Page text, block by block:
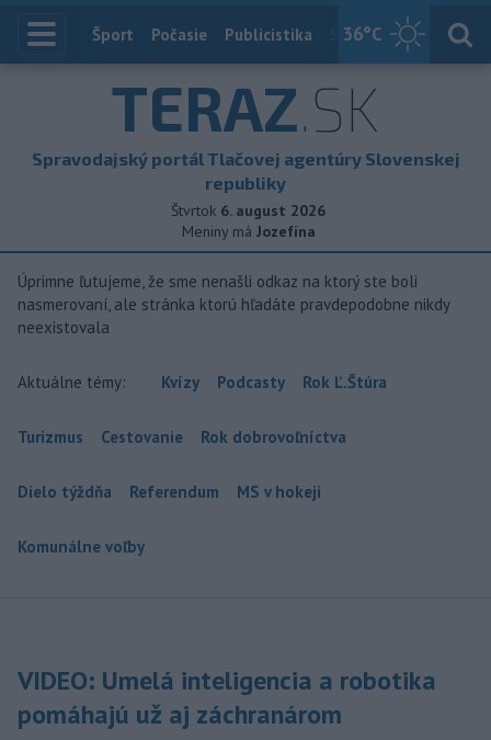
36°C
Index
Šport Počasie Publicistika Slovensko
TERAZ.SK
Spravodajský portál Tlačovej agentúry Slovenskej
republiky
Štvrtok 6. august 2026
Meniny má Jozefína
Úprimne ľutujeme, že sme nenašli odkaz na ktorý ste boli
nasmerovaní, ale stránka ktorú hľadáte pravdepodobne nikdy
neexistovala
Aktuálne témy: Kvízy Podcasty Rok Ľ.Štúra
Turizmus Cestovanie Rok dobrovoľníctva
Dielo týždňa Referendum MS v hokeji
Komunálne voľby
VIDEO: Umelá inteligencia a robotika
pomáhajú už aj záchranárom